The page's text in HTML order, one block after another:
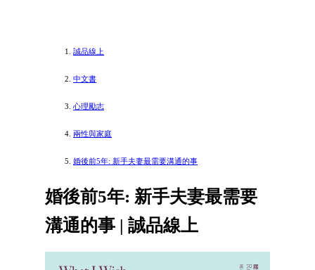
誠品線上
中文書
心理勵志
兩性與家庭
婚後前5年: 新手夫妻最需要溝通的事
婚後前5年: 新手夫妻最需要
溝通的事 | 誠品線上